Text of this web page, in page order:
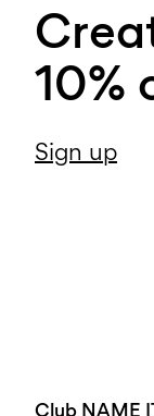
10%
Sign up
Club NAME